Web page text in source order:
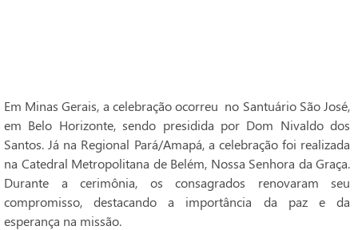
Em Minas Gerais, a celebração ocorreu no Santuário São José,
em Belo Horizonte, sendo presidida por Dom Nivaldo dos
Santos. Já na Regional Pará/Amapá, a celebração foi realizada
na Catedral Metropolitana de Belém, Nossa Senhora da Graça.
Durante a cerimônia, os consagrados renovaram seu
compromisso, destacando a importância da paz e da
esperança na missão.